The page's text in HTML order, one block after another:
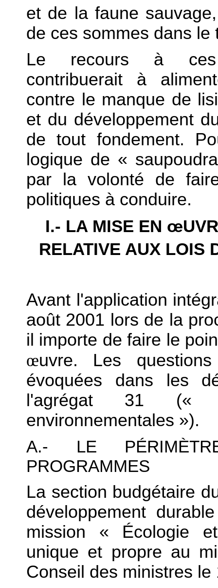
et de la faune
de ces sommes dans le
Le recours à ces
contribuerait à
contre le manque de
et du développement
de tout fondement.
logique de «
par la volonté de
politiques à conduire.
I.- LA MISE EN
RELATIVE AUX LOIS
Avant l'application
août 2001 lors de la
il importe de faire le
œuvre. Les
évoquées dans les
l'agrégat 31 («
environnementales »).
A.- LE
PROGRAMMES
La section budgétaire
développement
mission « Écologie
unique et propre au
Conseil des ministres le